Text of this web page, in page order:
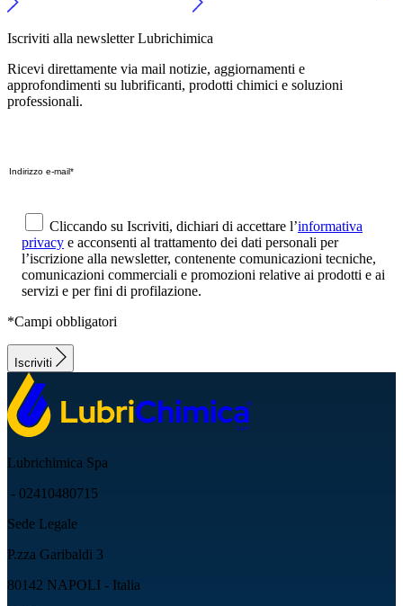
Iscriviti alla newsletter Lubrichimica
Ricevi direttamente via mail notizie, aggiornamenti e
approfondimenti su lubrificanti, prodotti chimici e soluzioni
professionali.
Cliccando su Iscriviti, dichiari di accettare l’informativa
privacy e acconsenti al trattamento dei dati personali per
l’iscrizione alla newsletter, contenente comunicazioni tecniche,
comunicazioni commerciali e promozioni relative ai prodotti e ai
servizi e per fini di profilazione.
*Campi obbligatori
Iscriviti
Lubrichimica Spa
- 02410480715
Sede Legale
P.zza Garibaldi 3
80142 NAPOLI - Italia